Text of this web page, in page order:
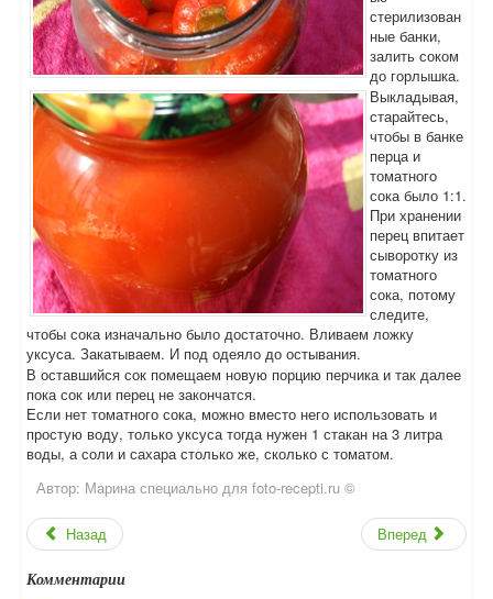
стерилизован
ные банки,
залить соком
до горлышка.
Выкладывая,
старайтесь,
чтобы в банке
перца и
томатного
сока было 1:1.
При хранении
перец впитает
сыворотку из
томатного
сока, потому
следите,
чтобы сока изначально было достаточно. Вливаем ложку
уксуса. Закатываем. И под одеяло до остывания.
В оставшийся сок помещаем новую порцию перчика и так далее
пока сок или перец не закончатся.
Если нет томатного сока, можно вместо него использовать и
простую воду, только уксуса тогда нужен 1 стакан на 3 литра
воды, а соли и сахара столько же, сколько с томатом.
Автор: Марина специально для foto-recepti.ru ©
Назад Вперед
Комментарии